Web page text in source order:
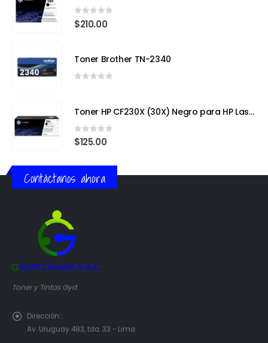
0 out of 5
$210.00
Toner Brother TN-2340
Toner HP CF230X (30X) Negro para HP LaserJet Pro
0out of 5
$125.00
Contáctanos ahora
Toner y Tintas Gyd
Dirección::
Av. Uruguay 483, tda. 33 - Lima